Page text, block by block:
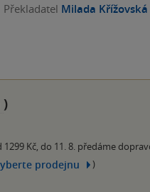
Překladatel Milada Křížovská
)
1299 Kč, do 11. 8. předáme
prodejnu )